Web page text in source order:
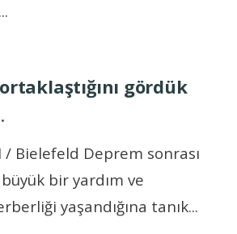
...
gördük
•
/ Bielefeld Deprem sonrası
bir yardım ve
yaşandığına tanık...